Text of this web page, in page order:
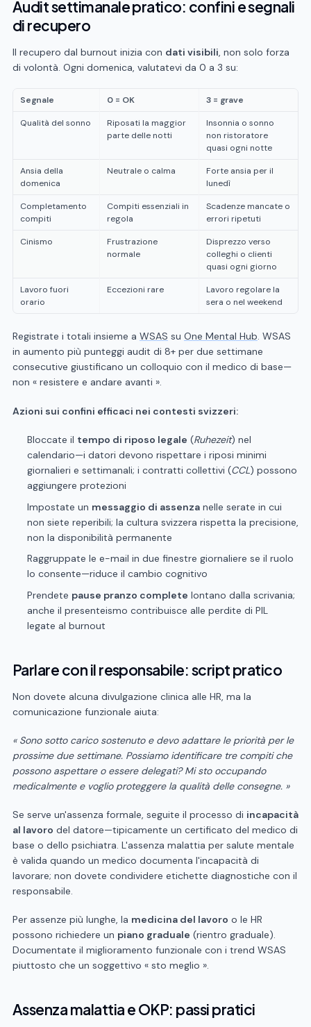
Audit settimanale pratico: confini e segnali
di recupero
Il recupero dal burnout inizia con dati visibili, non solo forza
di volontà. Ogni domenica, valutatevi da 0 a 3 su:
Segnale 0 = OK 3 = grave
Qualità del sonno
Riposati la maggior
parte delle notti
Insonnia o sonno
non ristoratore
quasi ogni notte
Ansia della
domenica
Neutrale o calma
Forte ansia per il
lunedì
Completamento
compiti
Compiti essenziali in
regola
Scadenze mancate o
errori ripetuti
Cinismo
Frustrazione
normale
Disprezzo verso
colleghi o clienti
quasi ogni giorno
Lavoro fuori
orario
Eccezioni rare
Lavoro regolare la
sera o nel weekend
Registrate i totali insieme a WSAS su One Mental Hub. WSAS
in aumento più punteggi audit di 8+ per due settimane
consecutive giustificano un colloquio con il medico di base—
non « resistere e andare avanti ».
Azioni sui confini efficaci nei contesti svizzeri:
Bloccate il tempo di riposo legale (Ruhezeit) nel
calendario—i datori devono rispettare i riposi minimi
giornalieri e settimanali; i contratti collettivi (CCL) possono
aggiungere protezioni
Impostate un messaggio di assenzanelle serate in cui
non siete reperibili; la cultura svizzera rispetta la precisione,
non la disponibilità permanente
Raggruppate le e-mail in due finestre giornaliere se il ruolo
lo consente—riduce il cambio cognitivo
Prendete pause pranzo complete lontano dalla scrivania;
anche il presenteismo contribuisce alle perdite di PIL
legate al burnout
Parlare con il responsabile: script pratico
Non dovete alcuna divulgazione clinica alle HR, ma la
comunicazione funzionale aiuta:
« Sono sotto carico sostenuto e devo adattare le priorità per le
prossime due settimane. Possiamo identificare tre compiti che
possono aspettare o essere delegati? Mi sto occupando
medicalmente e voglio proteggere la qualità delle consegne. »
Se serve un'assenza formale, seguite il processo di incapacità
al lavoro del datore—tipicamente un certificato del medico di
base o dello psichiatra. L'assenza malattia per salute mentale
è valida quando un medico documenta l'incapacità di
lavorare; non dovete condividere etichette diagnostiche con il
responsabile.
Per assenze più lunghe, la medicina del lavoro o le HR
possono richiedere un piano graduale (rientro graduale).
Documentate il miglioramento funzionale con i trend WSAS
piuttosto che un soggettivo « sto meglio ».
Assenza malattia e OKP: passi pratici